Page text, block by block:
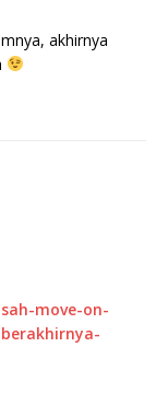
akhirnya
move-on-